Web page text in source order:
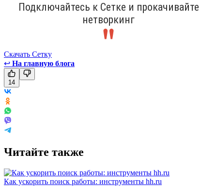
Подключайтесь к Сетке и прокачивайте
нетворкинг
Скачать Сетку
↩ На главную блога
14
Читайте также
Как ускорить поиск работы: инструменты hh.ru